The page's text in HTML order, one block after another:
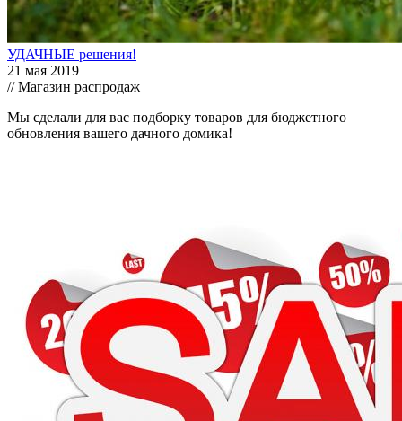
УДАЧНЫЕ решения!
21 мая 2019
// Магазин распродаж
Мы сделали для вас подборку товаров для бюджетного
обновления вашего дачного домика!